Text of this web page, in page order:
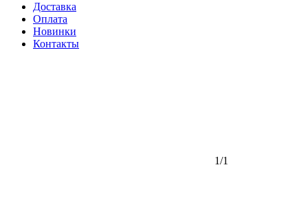
Доставка
Оплата
Новинки
Контакты
1/1